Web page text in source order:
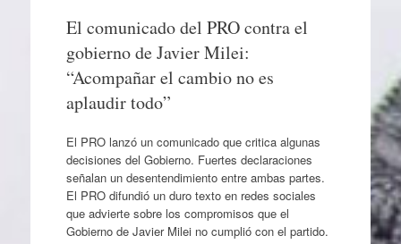
El comunicado del PRO contra el
gobierno de Javier Milei:
“Acompañar el cambio no es
aplaudir todo”
El PRO lanzó un comunicado que critica algunas
decisiones del Gobierno. Fuertes declaraciones
señalan un desentendimiento entre ambas partes.
El PRO difundió un duro texto en redes sociales
que advierte sobre los compromisos que el
Gobierno de Javier Milei no cumplió con el partido.